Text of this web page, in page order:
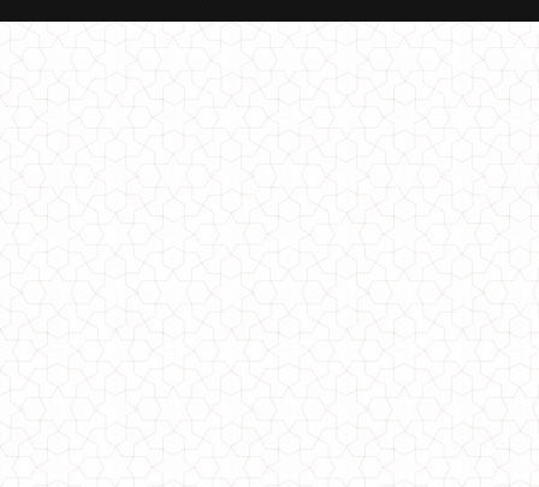
Зимовий жіночий пуховик синього кольору великого розміру
1940.00грн.
Зручний зимовий пуховик для жінок
2100.00грн.